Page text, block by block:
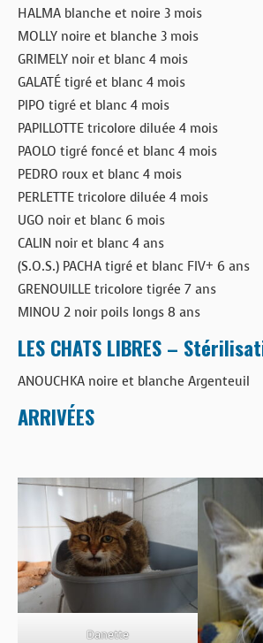
HALMA blanche et noire 3 mois
MOLLY noire et blanche 3 mois
GRIMELY noir et blanc 4 mois
GALATÉ tigré et blanc 4 mois
PIPO tigré et blanc 4 mois
PAPILLOTTE tricolore diluée 4 mois
PAOLO tigré foncé et blanc 4 mois
PEDRO roux et blanc 4 mois
PERLETTE tricolore diluée 4 mois
UGO noir et blanc 6 mois
CALIN noir et blanc 4 ans
(S.O.S.) PACHA tigré et blanc FIV+ 6 ans
GRENOUILLE tricolore tigrée 7 ans
MINOU 2 noir poils longs 8 ans
LES CHATS LIBRES –
ANOUCHKA noire et blanche Argenteuil
ARRIVÉES
Danette